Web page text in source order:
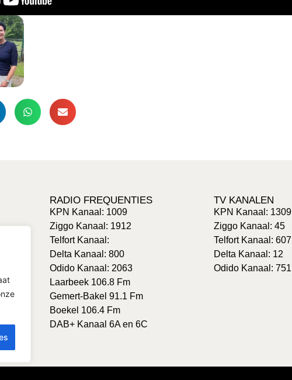
RADIO FREQUENTIES
KPN Kanaal: 1009
Ziggo Kanaal: 1912
Telfort Kanaal:
Delta Kanaal: 800
Odido Kanaal: 2063
Laarbeek 106.8 Fm
Gemert-Bakel 91.1 Fm
Boekel 106.4 Fm
DAB+ Kanaal 6A en 6C
TV KANALEN
KPN Kanaal: 1309
Ziggo Kanaal: 45
Telfort Kanaal: 607
Delta Kanaal: 12
Odido Kanaal: 751